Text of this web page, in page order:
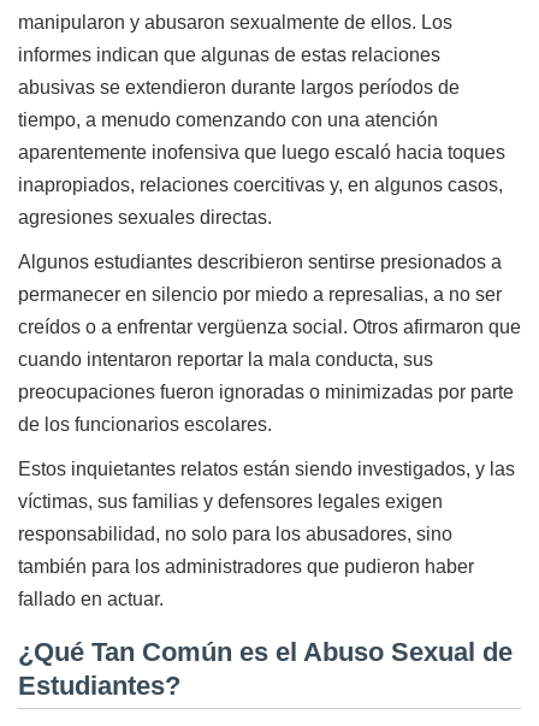
manipularon y abusaron sexualmente de ellos. Los
informes indican que algunas de estas relaciones
abusivas se extendieron durante largos períodos de
tiempo, a menudo comenzando con una atención
aparentemente inofensiva que luego escaló hacia toques
inapropiados, relaciones coercitivas y, en algunos casos,
agresiones sexuales directas.
Algunos estudiantes describieron sentirse presionados a
permanecer en silencio por miedo a represalias, a no ser
creídos o a enfrentar vergüenza social. Otros afirmaron que
cuando intentaron reportar la mala conducta, sus
preocupaciones fueron ignoradas o minimizadas por parte
de los funcionarios escolares.
Estos inquietantes relatos están siendo investigados, y las
víctimas, sus familias y defensores legales exigen
responsabilidad, no solo para los abusadores, sino
también para los administradores que pudieron haber
fallado en actuar.
¿Qué Tan Común es el Abuso Sexual de
Estudiantes?